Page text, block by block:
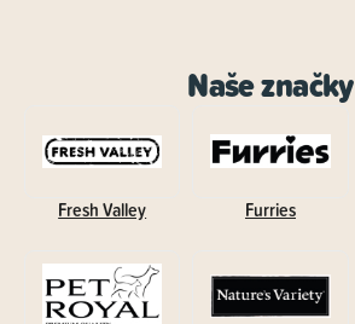
Naše značky
Fresh Valley Furries